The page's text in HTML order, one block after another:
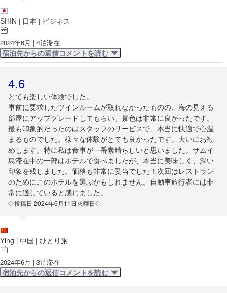
SHIN | 日本 | ビジネス
2024年6月 | 4泊滞在
宿泊先からの返信コメントを読む
4.6
とても楽しい体験でした。
事前に要求したツインルームが取れなかったものの、海の見える
部屋にアップグレードしてもらい、景色は非常に良かったです。
最も印象的だったのはスタッフのサービスで、本当に快適で心温
まるものでした。様々な体験がとても良かったです。大いにお勧
めします。特に私は食事が一番素晴らしいと思いました。サムイ
島滞在中の一部はホテルで食べましたが、本当に美味しく、深い
印象を残しました。価格も非常に妥当でした！次回はレストラン
のためにこのホテルを選ぶかもしれません。自動車旅行者には非
常に適していると感じました。
◇投稿日 2024年6月11日火曜日◇
Ying | 中国 | ひとり旅
2024年6月 | 3泊滞在
宿泊先からの返信コメントを読む